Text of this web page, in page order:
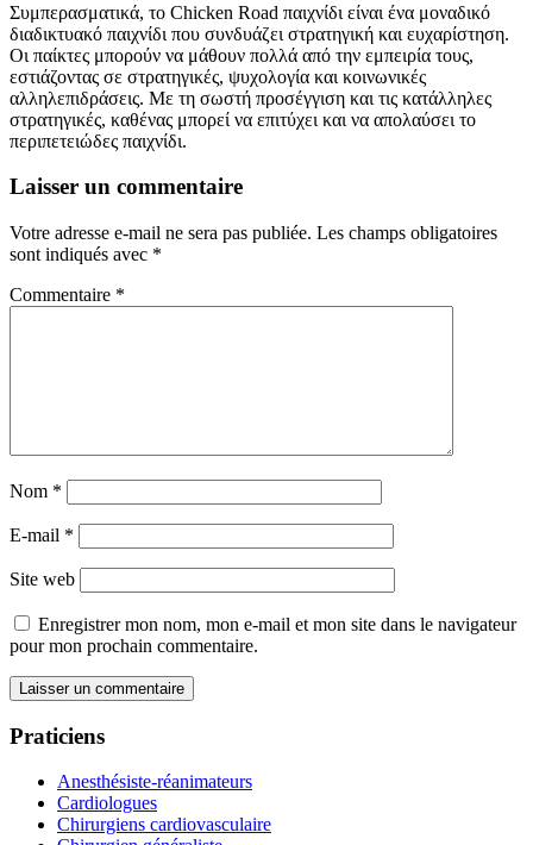
Συμπερασματικά, το Chicken Road παιχνίδι είναι ένα μοναδικό
διαδικτυακό παιχνίδι που συνδυάζει στρατηγική και ευχαρίστηση.
Οι παίκτες μπορούν να μάθουν πολλά από την εμπειρία τους,
εστιάζοντας σε στρατηγικές, ψυχολογία και κοινωνικές
αλληλεπιδράσεις. Με τη σωστή προσέγγιση και τις κατάλληλες
στρατηγικές, καθένας μπορεί να επιτύχει και να απολαύσει το
περιπετειώδες παιχνίδι.
Laisser un commentaire
Votre adresse e-mail ne sera pas publiée. Les champs obligatoires
sont indiqués avec *
Commentaire *
Nom *
E-mail *
Site web
Enregistrer mon nom, mon e-mail et mon site dans le navigateur
pour mon prochain commentaire.
Praticiens
Anesthésiste-réanimateurs
Cardiologues
Chirurgiens cardiovasculaire